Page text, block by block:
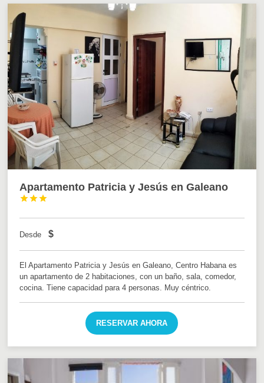
Apartamento Patricia y Jesús en Galeano



Desde $
El Apartamento Patricia y Jesús en Galeano, Centro Habana es
un apartamento de 2 habitaciones, con un baño, sala, comedor,
cocina. Tiene capacidad para 4 personas. Muy céntrico.
RESERVAR AHORA